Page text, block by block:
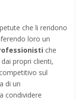
che li rendono
loro un
che
propri clienti,
sul
di un
condividere